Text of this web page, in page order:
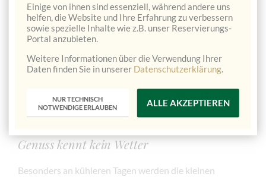
Möglichkeiten.
Besuchen Sie das berühmteStift Admontmit der
größten Klosterbibliothek der Welt, entdecken Sie das
Forstmuseum Silvanumoder unternehmen Sie einen
Ausflug zumErzberg inklusive Fahrt mit dem Hauly.
So wird selbst ein Regentag schnell zu einem
abwechslungsreichen Urlaubstag.
Genuss kennt kein Wetter
Besonders an kühleren Tagen werden die kleinen
Einige von ihnen sind essenziell, während andere uns
helfen, die Website und Ihre Erfahrung zu verbessern
sowie spezielle Inhalte wie z.B. unser Reservierungs-
Portal anzubieten.
Weitere Informationen über die Verwendung Ihrer
Daten finden Sie in unserer Datenschutzerklärung.
NUR TECHNISCH
NOTWENDIGE ERLAUBEN
ALLE AKZEPTIEREN